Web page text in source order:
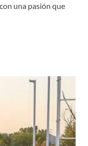
una pasión que